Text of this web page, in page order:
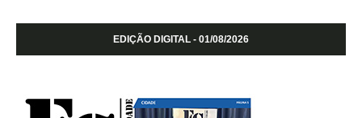
EDIÇÃO DIGITAL - 01/08/2026